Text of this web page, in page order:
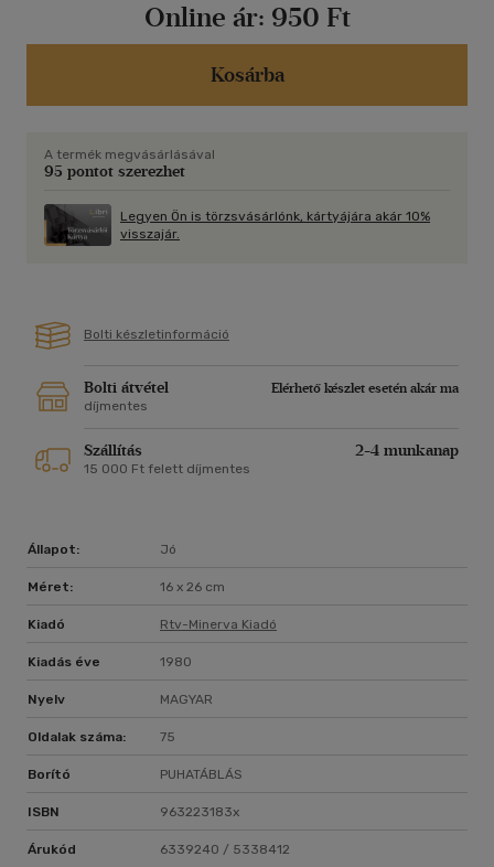
Online ár: 950 Ft
Kosárba
A termék megvásárlásával
95 pontot szerezhet
Legyen Ön is törzsvásárlónk, kártyájára akár 10%
visszajár.
Bolti készletinformáció
Bolti átvétel
Elérhető készlet esetén akár ma
díjmentes
Szállítás 2-4 munkanap
15 000 Ft felett díjmentes
Állapot: Jó
Méret: 16 x 26 cm
Kiadó Rtv-Minerva Kiadó
Kiadás éve 1980
Nyelv MAGYAR
Oldalak száma: 75
Borító PUHATÁBLÁS
ISBN 963223183x
Árukód 6339240 / 5338412